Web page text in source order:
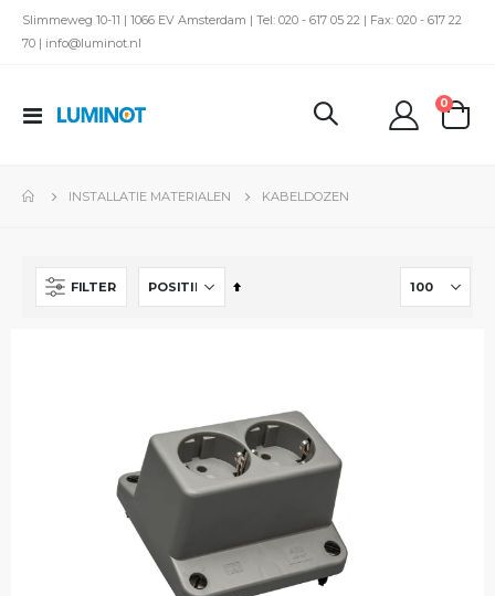
Slimmeweg 10-11 | 1066 EV Amsterdam | Tel: 020 - 617 05 22 | Fax: 020 - 617 22
70 | info@luminot.nl
Toggle
kar
0
INSTALLATIE MATERIALEN KABELDOZEN
FILTER
Van